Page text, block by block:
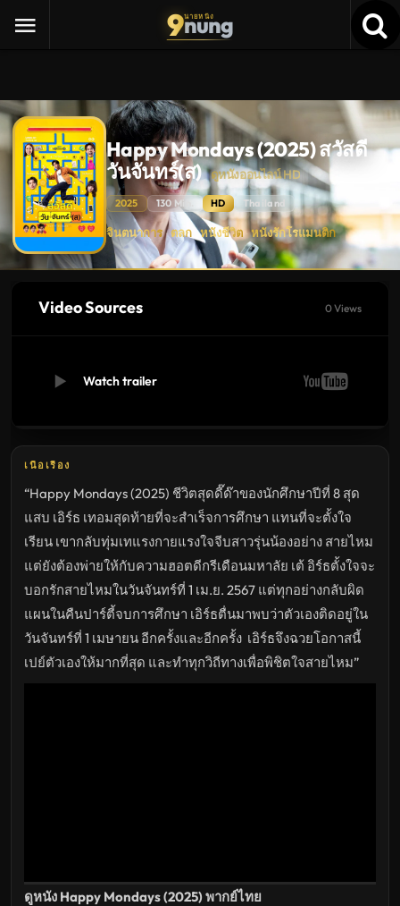
9นายหนัง
nung
Happy Mondays (2025) สวัสดี
วันจันทร์(ส) ดูหนังออนไลน์ HD
2025 130 Min. HD Thailand
Happy
Mondays
(2025)
สวัสดี
ดู
หนัง
ไทย
ล่าสุด
จินตนาการ · ตลก หนังชีวิต · หนังรักโรแมนติก
Video Sources 0 Views
Watch trailer
เนื้อเรื่อง
“Happy Mondays (2025) ชีวิตสุดดี๊ด๊าของนักศึกษาปีที่ 8 สุด
แสบ เอิร์ธ เทอมสุดท้ายที่จะสำเร็จการศึกษา แทนที่จะตั้งใจ
เรียน เขากลับทุ่มเทแรงกายแรงใจจีบสาวรุ่นน้องอย่าง สายไหม
แต่ยังต้องพ่ายให้กับความฮอตดีกรีเดือนมหาลัย เต้ อิร์ธตั้งใจจะ
บอกรักสายไหมในวันจันทร์ที่ 1 เม.ย. 2567 แต่ทุกอย่างกลับผิด
แผนในคืนปาร์ตี้จบการศึกษา เอิร์ธตื่นมาพบว่าตัวเองติดอยู่ใน
วันจันทร์ที่ 1 เมษายน อีกครั้งและอีกครั้ง เอิร์ธจึงฉวยโอกาสนี้
เปย์ตัวเองให้มากที่สุด และทำทุกวิถีทางเพื่อพิชิตใจสายไหม”
ดูหนัง Happy Mondays (2025) พากย์ไทย